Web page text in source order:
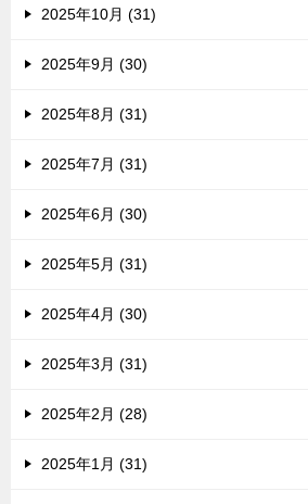
2025年10月 (31)
2025年9月 (30)
2025年8月 (31)
2025年7月 (31)
2025年6月 (30)
2025年5月 (31)
2025年4月 (30)
2025年3月 (31)
2025年2月 (28)
2025年1月 (31)